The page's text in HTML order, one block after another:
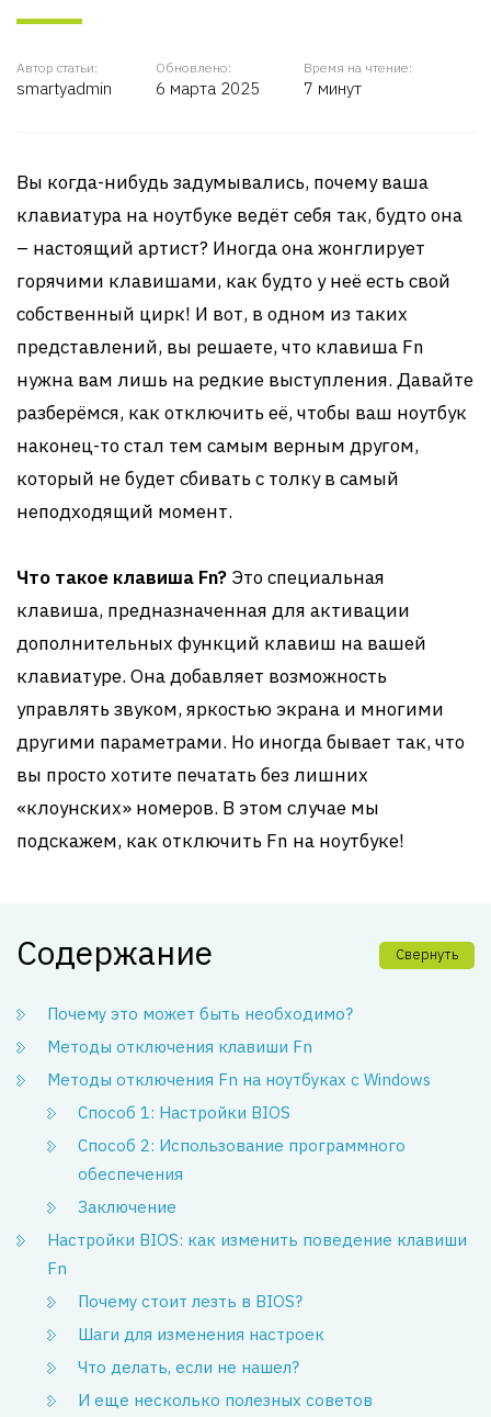
Автор статьи:
smartyadmin
Обновлено:
6 марта 2025
Время на чтение:
7 минут
Вы когда-нибудь задумывались, почему ваша
клавиатура на ноутбуке ведёт себя так, будто она
– настоящий артист? Иногда она жонглирует
горячими клавишами, как будто у неё есть свой
собственный цирк! И вот, в одном из таких
представлений, вы решаете, что клавиша Fn
нужна вам лишь на редкие выступления. Давайте
разберёмся, как отключить её, чтобы ваш ноутбук
наконец-то стал тем самым верным другом,
который не будет сбивать с толку в самый
неподходящий момент.
Что такое клавиша Fn? Это специальная
клавиша, предназначенная для активации
дополнительных функций клавиш на вашей
клавиатуре. Она добавляет возможность
управлять звуком, яркостью экрана и многими
другими параметрами. Но иногда бывает так, что
вы просто хотите печатать без лишних
«клоунских» номеров. В этом случае мы
подскажем, как отключить Fn на ноутбуке!
Содержание Свернуть
Почему это может быть необходимо?
Методы отключения клавиши Fn
Методы отключения Fn на ноутбуках с Windows
Способ 1: Настройки BIOS
Способ 2: Использование программного
обеспечения
Заключение
Настройки BIOS: как изменить поведение клавиши
Fn
Почему стоит лезть в BIOS?
Шаги для изменения настроек
Что делать, если не нашел?
И еще несколько полезных советов